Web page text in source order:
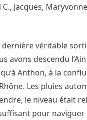
Jacques,
véritable
avons descendu
Anthon, à la
Les pluies
le niveau était
pour naviguer